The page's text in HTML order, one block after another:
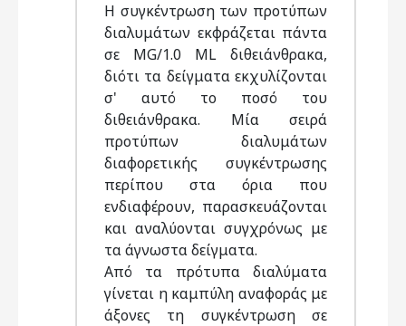
Η συγκέντρωση των προτύπων
διαλυμάτων εκφράζεται πάντα
σε MG/1.0 ML διθειάνθρακα,
διότι τα δείγματα εκχυλίζονται
σ' αυτό το ποσό του
διθειάνθρακα. Μία σειρά
προτύπων διαλυμάτων
διαφορετικής συγκέντρωσης
περίπου στα όρια που
ενδιαφέρουν, παρασκευάζονται
και αναλύονται συγχρόνως με
τα άγνωστα δείγματα.
Από τα πρότυπα διαλύματα
γίνεται η καμπύλη αναφοράς με
άξονες τη συγκέντρωση σε